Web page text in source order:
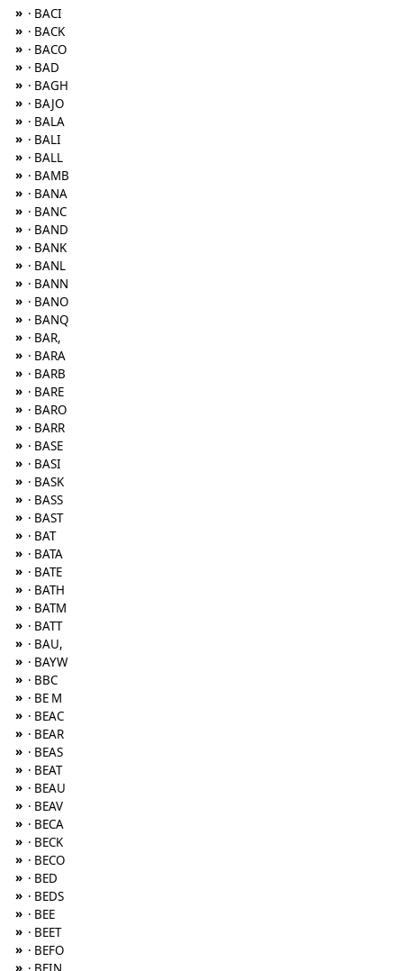
» · BACI
» · BACK
» · BACO
» · BAD
» · BAGH
» · BAJO
» · BALA
» · BALI
» · BALL
» · BAMB
» · BANA
» · BANC
» · BAND
» · BANK
» · BANL
» · BANN
» · BANO
» · BANQ
» · BAR,
» · BARA
» · BARB
» · BARE
» · BARO
» · BARR
» · BASE
» · BASI
» · BASK
» · BASS
» · BAST
» · BAT
» · BATA
» · BATE
» · BATH
» · BATM
» · BATT
» · BAU,
» · BAYW
» · BBC
» · BE M
» · BEAC
» · BEAR
» · BEAS
» · BEAT
» · BEAU
» · BEAV
» · BECA
» · BECK
» · BECO
» · BED
» · BEDS
» · BEE
» · BEET
» · BEFO
»